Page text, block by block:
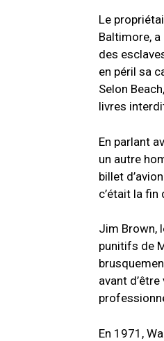
Le
Baltimore,
des
en péril sa
Selon
livres
En parlant
un autre
billet
c’était la
Jim Brown,
punitifs de
avant
En 1971,